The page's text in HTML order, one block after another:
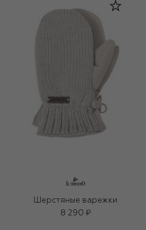
Шерстяные варежки
8 290 ₽